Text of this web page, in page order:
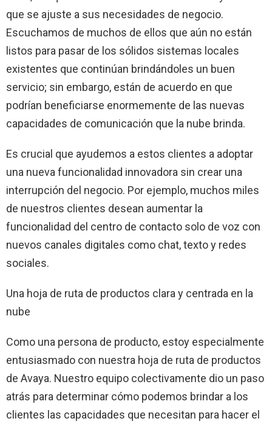
que se ajuste a sus necesidades de negocio.
Escuchamos de muchos de ellos que aún no están
listos para pasar de los sólidos sistemas locales
existentes que continúan brindándoles un buen
servicio; sin embargo, están de acuerdo en que
podrían beneficiarse enormemente de las nuevas
capacidades de comunicación que la nube brinda.
Es crucial que ayudemos a estos clientes a adoptar
una nueva funcionalidad innovadora sin crear una
interrupción del negocio. Por ejemplo, muchos miles
de nuestros clientes desean aumentar la
funcionalidad del centro de contacto solo de voz con
nuevos canales digitales como chat, texto y redes
sociales.
Una hoja de ruta de productos clara y centrada en la
nube
Como una persona de producto, estoy especialmente
entusiasmado con nuestra hoja de ruta de productos
de Avaya. Nuestro equipo colectivamente dio un paso
atrás para determinar cómo podemos brindar a los
clientes las capacidades que necesitan para hacer el